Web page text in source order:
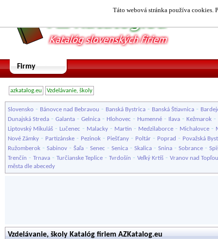
Táto webová stránka používa cookies.
Firmy
azkatalog.eu Vzdelávanie, školy
Slovensko - Bánovce nad Bebravou - Banská Bystrica - Banská Štiavnica -
Dunajská Streda - Galanta - Gelnica - Hlohovec - Humenné - Ilava - Kežmarok -
Liptovský Mikuláš - Lučenec - Malacky - Martin - Medzilaborce - Michalovce -
Nové Zámky - Partizánske - Pezinok - Piešťany - Poltár - Poprad - Považská
Ružomberok - Sabinov - Šaľa - Senec - Senica - Skalica - Snina - Sobrance -
Trenčín - Trnava - Turčianske Teplice - Tvrdošín - Veľký Krtíš - Vranov nad Topľou
města dle abecedy
Vzdelávanie, školy Katalóg firiem AZKatalog.eu